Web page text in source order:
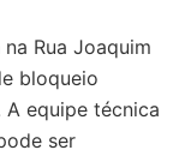
na Rua Joaquim
bloqueio
equipe técnica
ser